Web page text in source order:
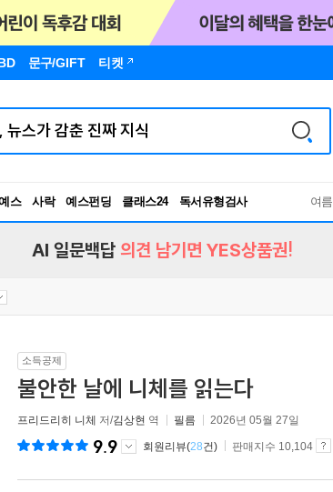
문구/GIFT 티켓
스 사락 예스펀딩 클래스24
독서유형검사
RBTI Lab
여
AI 일문백답 의견 남기면 YES상품권!
소득공제
불안한 날에 니체를 읽는다
프리드리히 니체 저/김상현 역 필름 2026년 05월 27일
9.9 회원리뷰(28건) 판매지수 10,104